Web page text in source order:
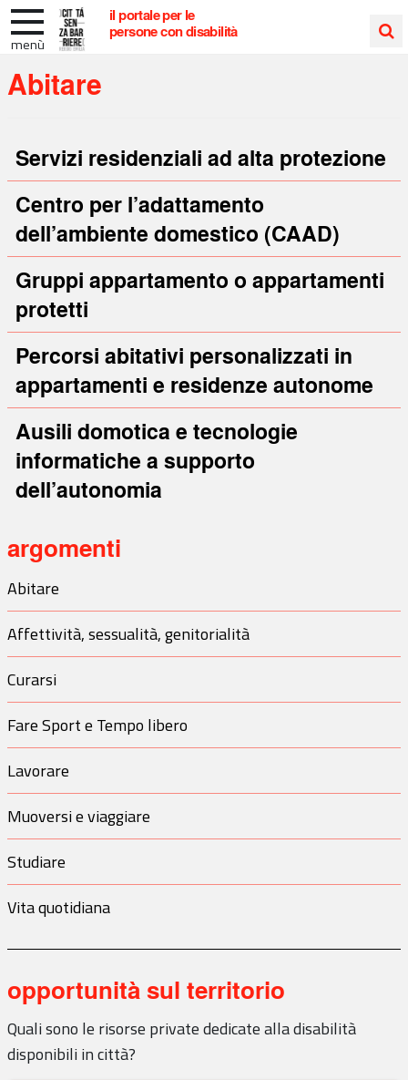
il portale per le
persone con disabilità
menù
nel
Abitare
Servizi residenziali ad alta protezione
Centro per l’adattamento
dell’ambiente domestico (CAAD)
Gruppi appartamento o appartamenti
protetti
Percorsi abitativi personalizzati in
appartamenti e residenze autonome
Ausili domotica e tecnologie
informatiche a supporto
dell’autonomia
argomenti
Abitare
Affettività, sessualità, genitorialità
Curarsi
Fare Sport e Tempo libero
Lavorare
Muoversi e viaggiare
Studiare
Vita quotidiana
opportunità sul territorio
Quali sono le risorse private dedicate alla disabilità
disponibili in città?